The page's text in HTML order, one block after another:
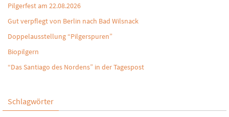
Pilgerfest am 22.08.2026
Gut verpflegt von Berlin nach Bad Wilsnack
Doppelausstellung “Pilgerspuren”
Biopilgern
“Das Santiago des Nordens” in der Tagespost
Schlagwörter